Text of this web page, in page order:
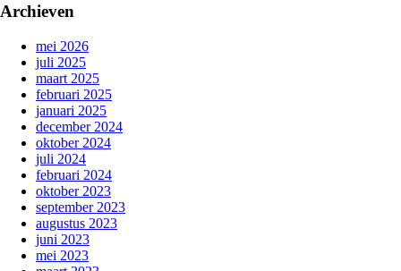
Archieven
mei 2026
juli 2025
maart 2025
februari 2025
januari 2025
december 2024
oktober 2024
juli 2024
februari 2024
oktober 2023
september 2023
augustus 2023
juni 2023
mei 2023